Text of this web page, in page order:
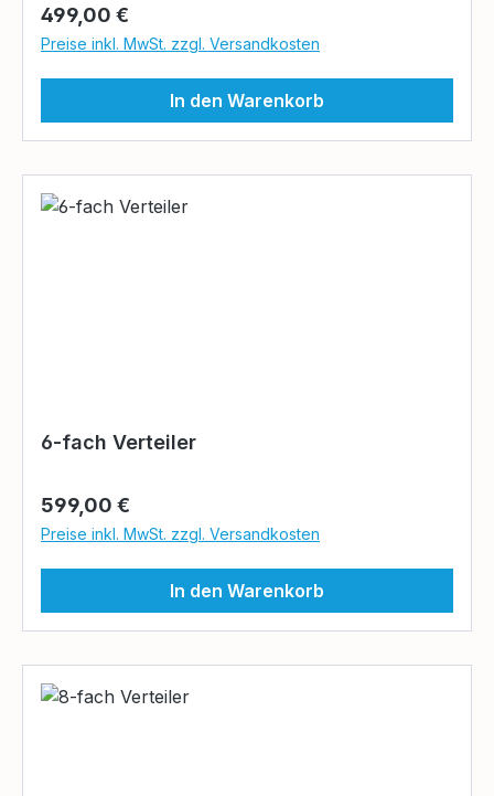
Regulärer Preis:
499,00 €
Preise inkl. MwSt. zzgl. Versandkosten
In den Warenkorb
6-fach Verteiler
Regulärer Preis:
599,00 €
Preise inkl. MwSt. zzgl. Versandkosten
In den Warenkorb